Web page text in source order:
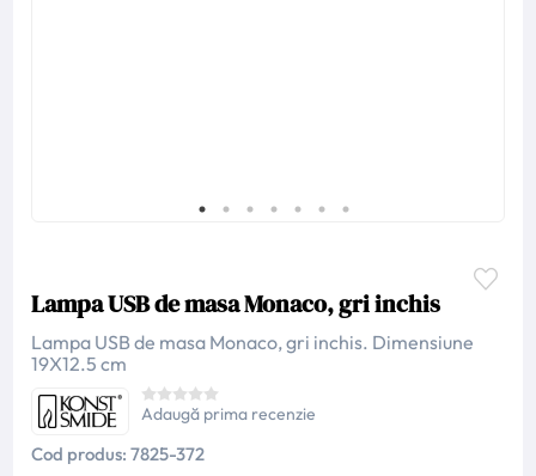
Lampa USB de masa Monaco, gri inchis
Lampa USB de masa Monaco, gri inchis. Dimensiune
19X12.5 cm
Adaugă prima recenzie
Cod produs: 7825-372